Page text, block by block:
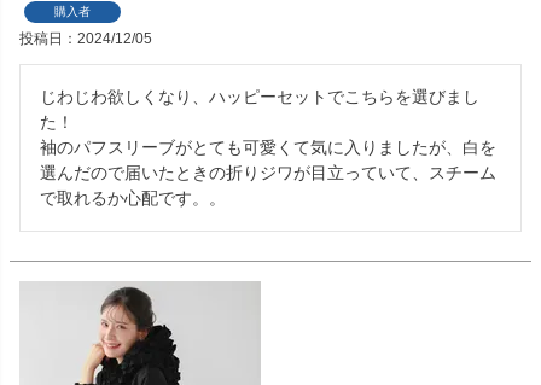
購入者
投稿日 2024/12/05
じわじわ欲しくなり、ハッピーセットでこちらを選びまし
た！
袖のパフスリーブがとても可愛くて気に入りましたが、白を
選んだので届いたときの折りジワが目立っていて、スチーム
で取れるか心配です。。